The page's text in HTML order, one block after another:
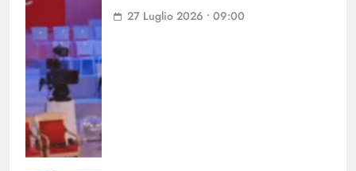
27 Luglio 2026 • 09:00